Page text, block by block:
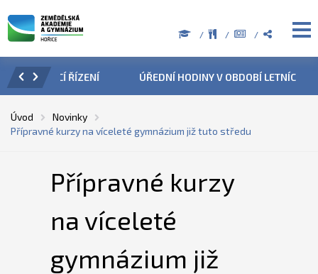
ÚŘEDNÍ HODINY V OBDOBÍ LETNÍCH PRÁZDNIN
Úvod
Novinky
Přípravné kurzy na víceleté gymnázium již tuto středu
Přípravné kurzy
na víceleté
gymnázium již